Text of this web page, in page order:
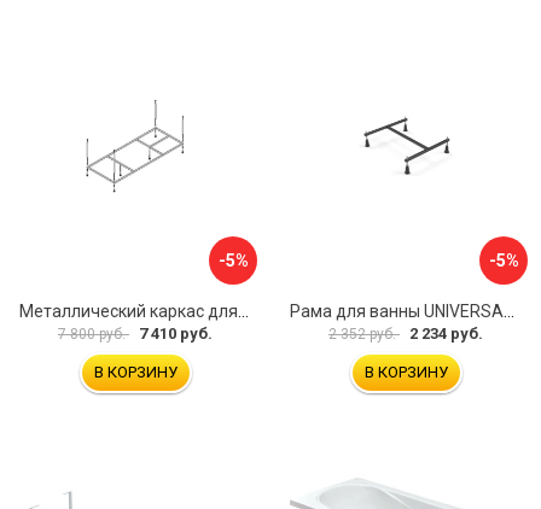
-5%
Металлический каркас для акриловой ванны Cezares EMP-170-70-MF-R
7 800 руб. 7 410 руб.
В КОРЗИНУ
-5%
Рама для ванны UNIVERSAL Cersanit K-RW-UNIVERSAL160-170
2 352 руб. 2 234 руб.
В КОРЗИНУ